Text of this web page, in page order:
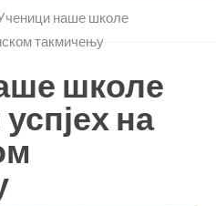
наше школе
такмичењу
школе
на